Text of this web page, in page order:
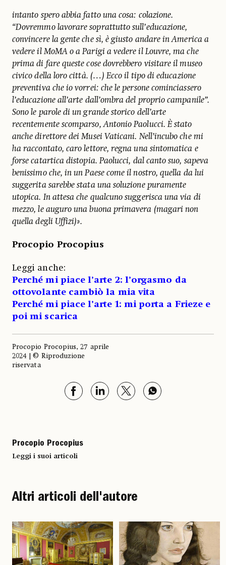
intanto spero abbia fatto una cosa: colazione.
“Dovremmo lavorare soprattutto sull’educazione,
convincere la gente che sì, è giusto andare in America a
vedere il MoMA o a Parigi a vedere il Louvre, ma che
prima di fare queste cose dovrebbero visitare il museo
civico della loro città. (…) Ecco il tipo di educazione
preventiva che io vorrei: che le persone cominciassero
l’educazione all’arte dall’ombra del proprio campanile”.
Sono le parole di un grande storico dell’arte
recentemente scomparso, Antonio Paolucci. È stato
anche direttore dei Musei Vaticani. Nell’incubo che mi
ha raccontato, caro lettore, regna una sintomatica e
forse catartica distopia. Paolucci, dal canto suo, sapeva
benissimo che, in un Paese come il nostro, quella da lui
suggerita sarebbe stata una soluzione puramente
utopica. In attesa che qualcuno suggerisca una via di
mezzo, le auguro una buona primavera (magari non
quella degli Uffizi)».
Procopio Procopius
Leggi anche:
Perché mi piace l’arte 2: l’orgasmo da
ottovolante cambiò la mia vita
Perché mi piace l’arte 1: mi porta a Frieze e
poi mi scarica
Procopio Procopius, 27 aprile
2024 | © Riproduzione
riservata
Procopio Procopius
Leggi i suoi articoli
Altri articoli dell'autore